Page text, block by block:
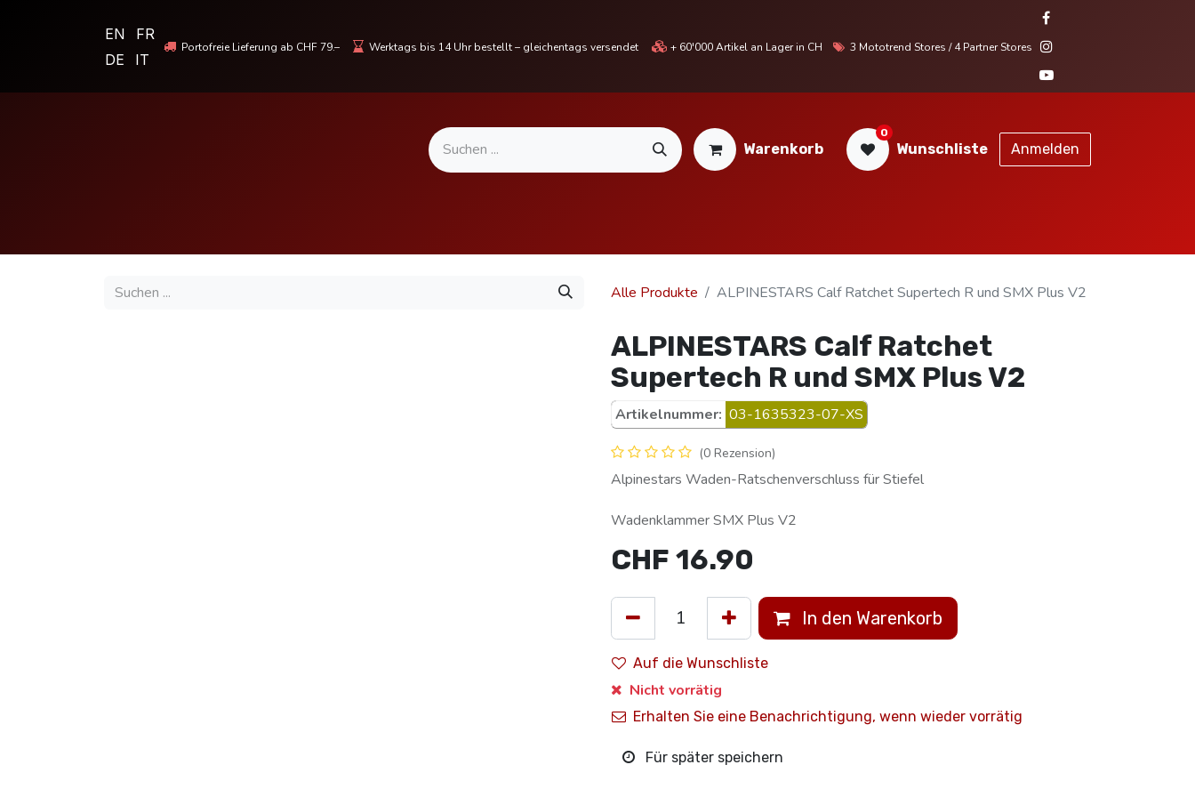
EN
FR
DE
IT
Portofreie Lieferung ab CHF 79.– Werktags bis 14 Uhr bestellt – gleichentags versendet + 60'000 Artikel an Lager in CH 3 Mototrend Stores / 4 Partner Stores
Warenkorb
0
Wunschliste Anmelden
Alle Produkte ALPINESTARS Calf Ratchet Supertech R und SMX Plus V2
ALPINESTARS Calf Ratchet
Supertech R und SMX Plus V2
Artikelnummer: 03-1635323-07-XS
(0 Rezension)
Alpinestars Waden-Ratschenverschluss für Stiefel
Wadenklammer SMX Plus V2
CHF 16.90
In den Warenkorb
Auf die Wunschliste
Nicht vorrätig
Erhalten Sie eine Benachrichtigung, wenn wieder vorrätig
Für später speichern